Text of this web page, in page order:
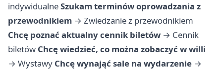
indywidualneSzukam terminów oprowadzania z
przewodnikiem → Zwiedzanie z przewodnikiem
Chcę poznać aktualny cennik biletów → Cennik
biletów Chcę wiedzieć, co można zobaczyć w willi
→ Wystawy Chcę wynająć sale na wydarzenie →